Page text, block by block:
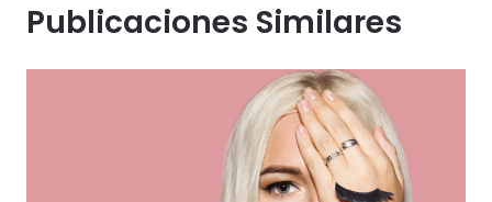
Publicaciones Similares